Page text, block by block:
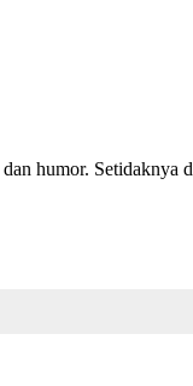
humor.